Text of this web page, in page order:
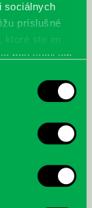
sociálnych
príslušné
ktoré ste im
používali ich